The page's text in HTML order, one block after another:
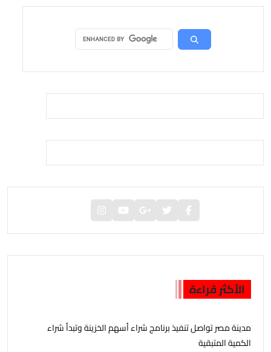
الأكثر قراءة
مدينة مصر تواصل تنفيذ برنامج شراء أسهم الخزينة وتبدأ شراء
الكمية المتبقية